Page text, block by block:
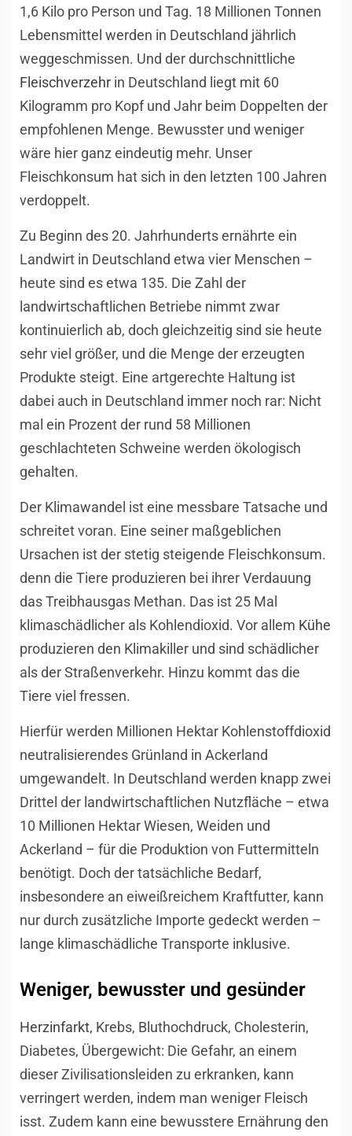
1,6 Kilo pro Person und Tag. 18 Millionen Tonnen
Lebensmittel werden in Deutschland jährlich
weggeschmissen. Und der durchschnittliche
Fleischverzehr in Deutschland liegt mit 60
Kilogramm pro Kopf und Jahr beim Doppelten der
empfohlenen Menge. Bewusster und weniger
wäre hier ganz eindeutig mehr. Unser
Fleischkonsum hat sich in den letzten 100 Jahren
verdoppelt.
Zu Beginn des 20. Jahrhunderts ernährte ein
Landwirt in Deutschland etwa vier Menschen –
heute sind es etwa 135. Die Zahl der
landwirtschaftlichen Betriebe nimmt zwar
kontinuierlich ab, doch gleichzeitig sind sie heute
sehr viel größer, und die Menge der erzeugten
Produkte steigt. Eine artgerechte Haltung ist
dabei auch in Deutschland immer noch rar: Nicht
mal ein Prozent der rund 58 Millionen
geschlachteten Schweine werden ökologisch
gehalten.
Der Klimawandel ist eine messbare Tatsache und
schreitet voran. Eine seiner maßgeblichen
Ursachen ist der stetig steigende Fleischkonsum.
denn die Tiere produzieren bei ihrer Verdauung
das Treibhausgas Methan. Das ist 25 Mal
klimaschädlicher als Kohlendioxid. Vor allem Kühe
produzieren den Klimakiller und sind schädlicher
als der Straßenverkehr. Hinzu kommt das die
Tiere viel fressen.
Hierfür werden Millionen Hektar Kohlenstoffdioxid
neutralisierendes Grünland in Ackerland
umgewandelt. In Deutschland werden knapp zwei
Drittel der landwirtschaftlichen Nutzfläche – etwa
10 Millionen Hektar Wiesen, Weiden und
Ackerland – für die Produktion von Futtermitteln
benötigt. Doch der tatsächliche Bedarf,
insbesondere an eiweißreichem Kraftfutter, kann
nur durch zusätzliche Importe gedeckt werden –
lange klimaschädliche Transporte inklusive.
Weniger, bewusster und gesünder
Herzinfarkt, Krebs, Bluthochdruck, Cholesterin,
Diabetes, Übergewicht: Die Gefahr, an einem
dieser Zivilisationsleiden zu erkranken, kann
verringert werden, indem man weniger Fleisch
isst. Zudem kann eine bewusstere Ernährung den